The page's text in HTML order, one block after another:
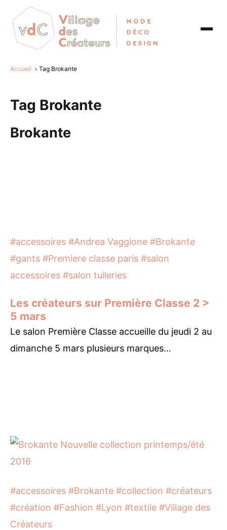
Accueil Tag Brokante
Tag Brokante
Brokante
#accessoires #Andrea Vaggione #Brokante
#gants #Premiere classe paris #salon
accessoires #salon tuileries
Les créateurs sur Première Classe 2 >
5 mars
Le salon Première Classe accueille du jeudi 2 au
dimanche 5 mars plusieurs marques…
#accessoires #Brokante #collection #créateurs
#création #Fashion #Lyon #textile #Village des
Créateurs